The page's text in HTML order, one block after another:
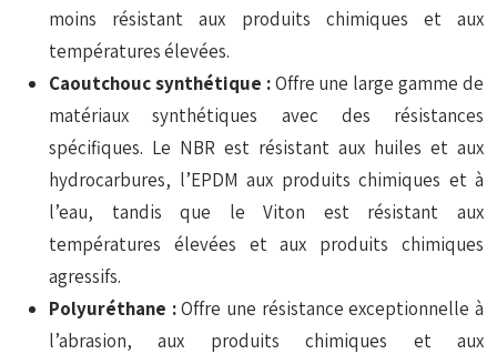
moins résistant aux produits chimiques et aux
températures élevées.
Caoutchouc synthétique :Offre une large gamme de
matériaux synthétiques avec des résistances
spécifiques. Le NBR est résistant aux huiles et aux
hydrocarbures, l’EPDM aux produits chimiques et à
l’eau, tandis que le Viton est résistant aux
températures élevées et aux produits chimiques
agressifs.
Polyuréthane :Offre une résistance exceptionnelle à
l’abrasion, aux produits chimiques et aux